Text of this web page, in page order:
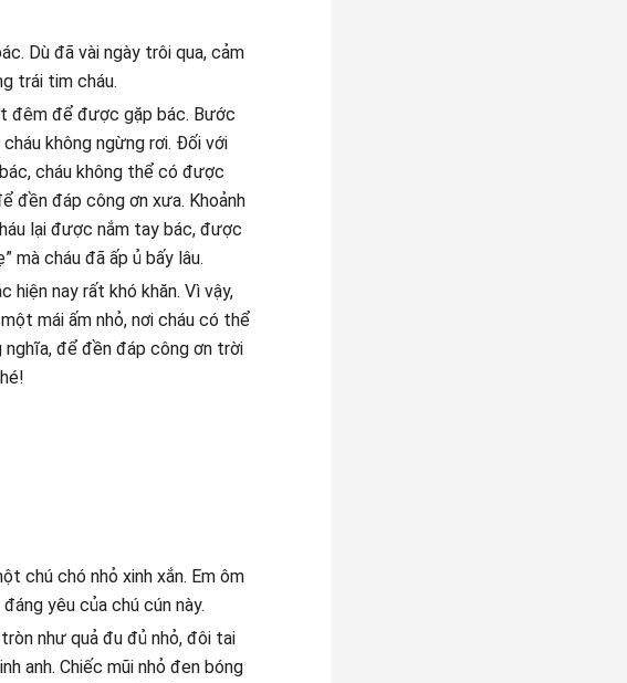
Dù đã vài ngày trôi qua, cảm
trái tim cháu.
đêm để được gặp bác. Bước
không ngừng rơi. Đối với
cháu không thể có được
đền đáp công ơn xưa. Khoảnh
lại được nắm tay bác, được
mà cháu đã ấp ủ bấy lâu.
hiện nay rất khó khăn. Vì vậy,
mái ấm nhỏ, nơi cháu có thể
nghĩa, để đền đáp công ơn trời
chú chó nhỏ xinh xắn. Em ôm
yêu của chú cún này.
như quả đu đủ nhỏ, đôi tai
anh. Chiếc mũi nhỏ đen bóng